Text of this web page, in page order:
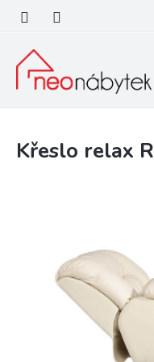
obsah
Křeslo relax